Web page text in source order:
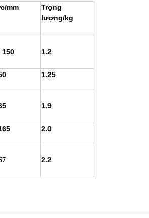
mm
Trọng
lượng/kg
150 1.2
1.25
1.9
2.0
2.2